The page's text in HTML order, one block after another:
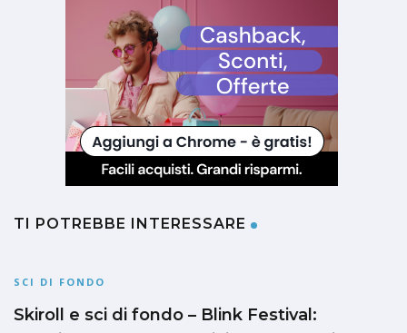
TI POTREBBE INTERESSARE
SCI DI FONDO
Skiroll e sci di fondo – Blink Festival: